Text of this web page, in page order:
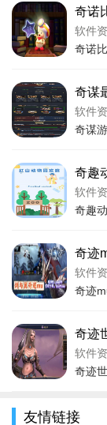
游戏中有不同
点。例如，暖暖
在一些特定剧情
三、关卡通关
（一）前期关
1. 主线任务关
主线任务关卡
玩家只需要尽量
件。
2. 日常任务关
常刷图积累经验
日常任务时，可
奇诺
最新
软件
奇谋
技巧
软件
奇趣
园最
软件
奇迹
觉醒
软件
奇迹
实用
软件
友情链接